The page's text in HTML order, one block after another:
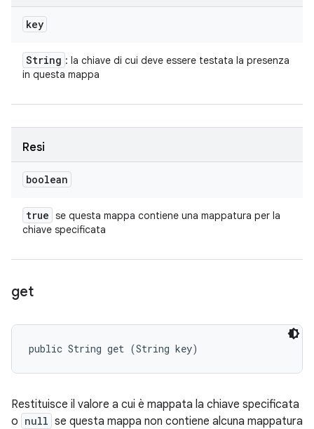
key
String : la chiave di cui deve essere testata la presenza
in questa mappa
Resi
boolean
true se questa mappa contiene una mappatura per la
chiave specificata
get
public String get (String key)
Restituisce il valore a cui è mappata la chiave specificata
o null se questa mappa non contiene alcuna mappatura